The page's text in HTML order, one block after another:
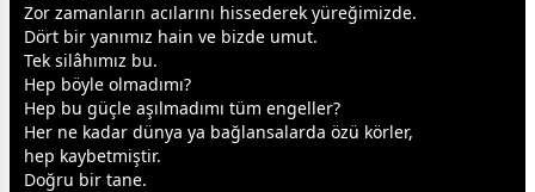
Zor zamanların acılarını hissederek yüreğimizde.
Dört bir yanımız hain ve bizde umut.
Tek silâhımız bu.
Hep böyle olmadımı?
Hep bu güçle aşılmadımı tüm engeller?
Her ne kadar dünya ya bağlansalarda özü körler,
hep kaybetmiştir.
Doğru bir tane.